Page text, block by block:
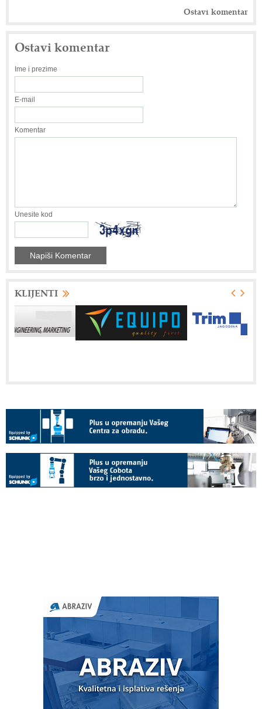
Ostavi komentar
Ostavi komentar
Ime i prezime
E-mail
Komentar
Unesite kod
KLIJENTI